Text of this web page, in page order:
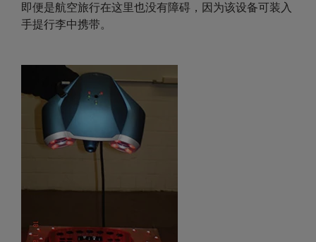
即便是航空旅行在这里也没有障碍，因为该设备可装入
手提行李中携带。